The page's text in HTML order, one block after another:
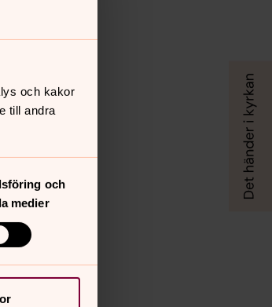
och kakor
till andra
och
medier